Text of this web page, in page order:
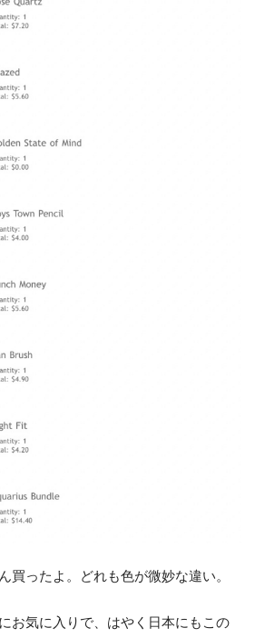
買ったよ。どれも色が微妙な違い。
お気に入りで、はやく日本にもこの